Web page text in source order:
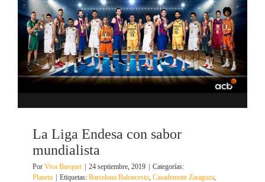
La Liga Endesa con sabor
mundialista
Por Viva Basquet | 24 septiembre, 2019 | Categorías:
Planeta | Etiquetas: Barcelona Baloncesto Casademont Zaragoza